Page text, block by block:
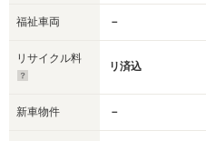
福祉車両 －
リサイクル料
リ済込
新車物件 －